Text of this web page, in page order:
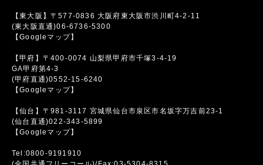
【東大阪】〒577-0836 大阪府東大阪市渋川町4-2-11
(東大阪直通)06-6736-5300
【Googleマップ】
【甲府】〒400-0074 山梨県甲府市千塚3-4-19
GA甲府第4-3
(甲府直通)0552-15-6240
【Googleマップ】
【仙台】〒981-3117 宮城県仙台市泉区市名坂字万吉前23-1
(仙台直通)022-343-5899
【Googleマップ】
Tel:0800-9191910